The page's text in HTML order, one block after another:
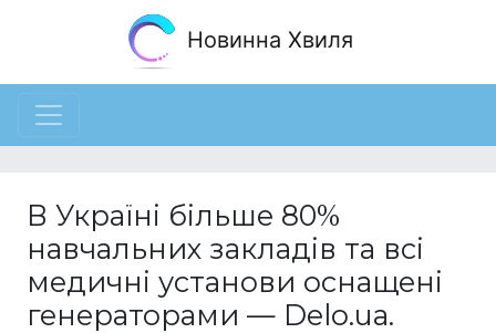
Новинна Хвиля
В Україні більше 80%
навчальних закладів та всі
медичні установи оснащені
генераторами — Delo.ua.